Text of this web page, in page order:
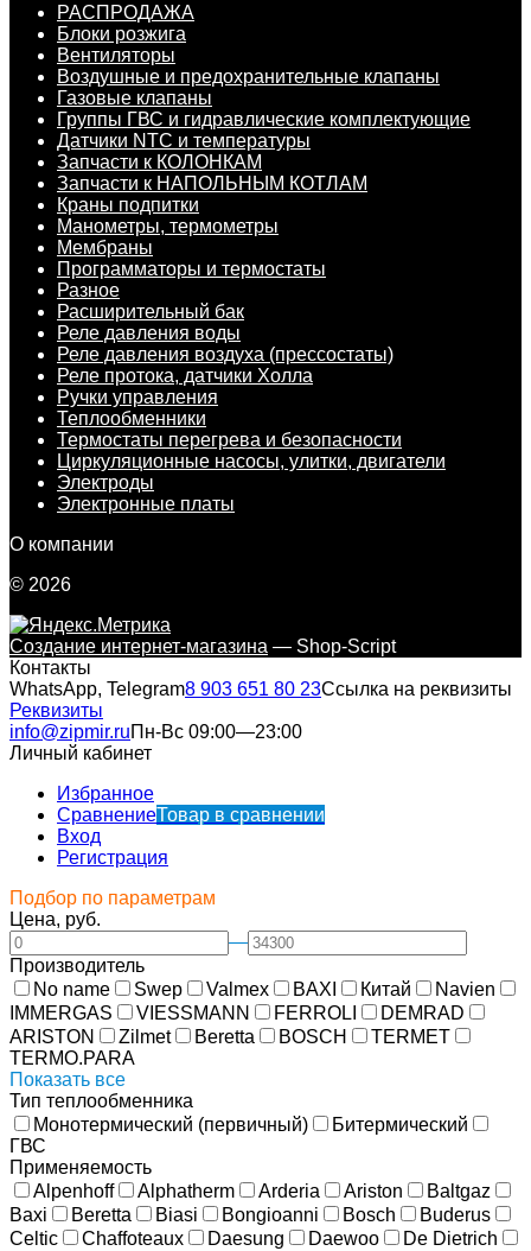
РАСПРОДАЖА
Блоки розжига
Вентиляторы
Воздушные и предохранительные клапаны
Газовые клапаны
Группы ГВС и гидравлические комплектующие
Датчики NTC и температуры
Запчасти к КОЛОНКАМ
Запчасти к НАПОЛЬНЫМ КОТЛАМ
Краны подпитки
Манометры, термометры
Мембраны
Программаторы и термостаты
Разное
Расширительный бак
Реле давления воды
Реле давления воздуха (прессостаты)
Реле протока, датчики Холла
Ручки управления
Теплообменники
Термостаты перегрева и безопасности
Циркуляционные насосы, улитки, двигатели
Электроды
Электронные платы
О компании
© 2026
Создание интернет-магазина — Shop-Script
Контакты
WhatsApp, Telegram8 903 651 80 23Ссылка на реквизиты
Реквизиты
info@zipmir.ruПн-Вс 09:00—23:00
Личный кабинет
Избранное
СравнениеТовар в сравнении
Вход
Регистрация
Подбор по параметрам
Цена, руб.
—
Производитель
No name
Swep Valmex BAXI Китай
Navien
IMMERGAS
VIESSMANN FERROLI
DEMRAD
ARISTON
Zilmet Beretta BOSCH
TERMET
TERMO.PARA
Показать все
Тип теплообменника
Монотермический (первичный)
Битермический
ГВС
Применяемость
Alpenhoff
Alphatherm Arderia Ariston
Baltgaz
Baxi
Beretta Biasi Bongioanni Bosch
Buderus
Celtic
Chaffoteaux Daesung Daewoo De Dietrich